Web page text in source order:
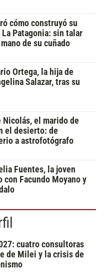
cómo construyó su
Patagonia: sin talar
de su cuñado
Ortega, la hija de
Salazar, tras su
Nicolás, el marido de
el desierto: de
a astrofotógrafo
Fuentes, la joven
con Facundo Moyano y
cuatro consultoras
de Milei y la crisis de